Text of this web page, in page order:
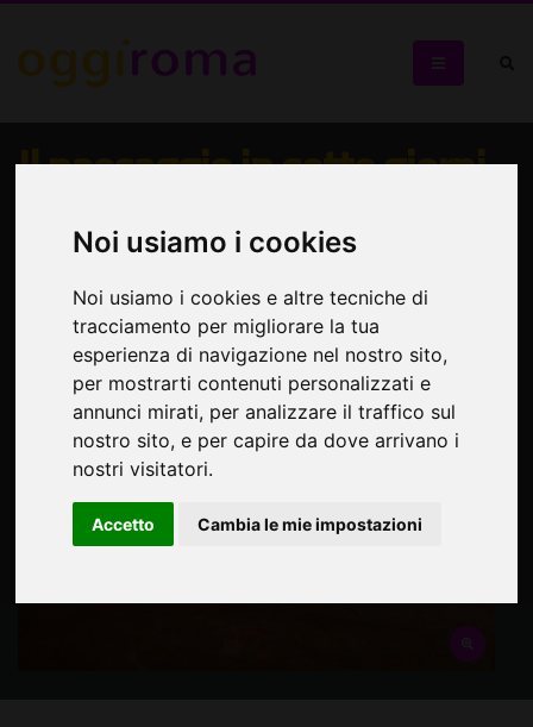
Noi usiamo i cookies
Noi usiamo i cookies e altre tecniche di
tracciamento per migliorare la tua
esperienza di navigazione nel nostro sito,
per mostrarti contenuti personalizzati e
annunci mirati, per analizzare il traffico sul
nostro sito, e per capire da dove arrivano i
nostri visitatori.
Accetto Cambia le mie impostazioni
Il paesaggio in sette giorni -
Germano Paolini